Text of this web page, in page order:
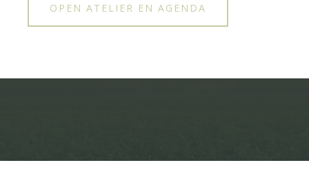
OPEN ATELIER EN AGENDA